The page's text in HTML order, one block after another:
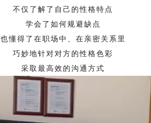
不仅了解了自己的性格特点
学会了如何规避缺点
也懂得了在职场中、在亲密关系里
巧妙地针对对方的性格色彩
采取最高效的沟通方式